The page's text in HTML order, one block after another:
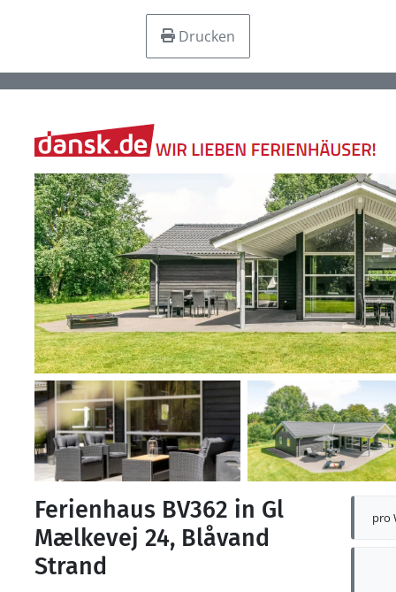
Drucken
pro
Ferienhaus BV362 in Gl
Mælkevej 24, Blåvand
Strand